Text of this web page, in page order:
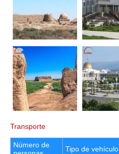
Transporte
Número de
Tipo de vehículo